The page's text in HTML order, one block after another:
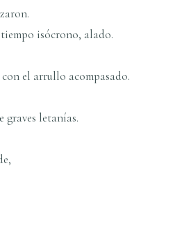
isócrono, alado.
el arrullo acompasado.
graves letaní­as.